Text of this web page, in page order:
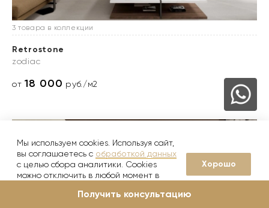
3 товара в коллекции
Retrostone
zodiac
от18 000 руб./м2
Мы используем cookies. Используя сайт,
вы соглашаетесь с обработкой данных
с целью сбора аналитики. Cookies
можно отключить в любой момент в
Хорошо
Получить консультацию